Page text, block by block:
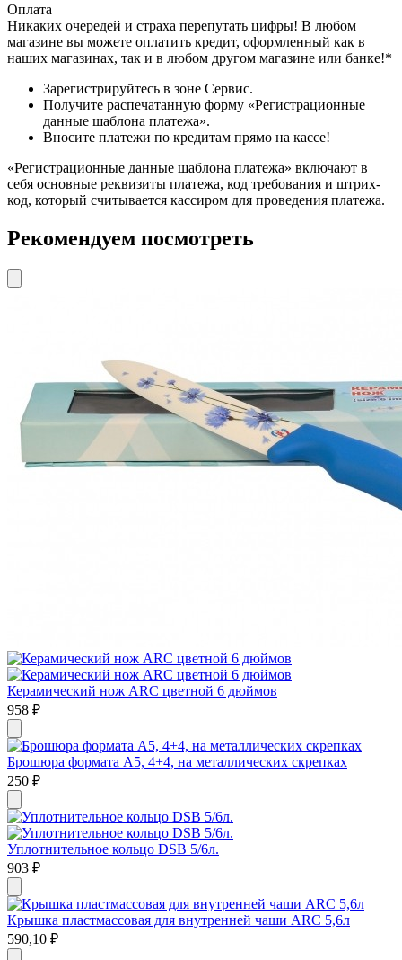
Оплата
Никаких очередей и страха перепутать цифры! В любом
магазине вы можете оплатить кредит, оформленный как в
наших магазинах, так и в любом другом магазине или банке!*
Зарегистрируйтесь в зоне Сервис.
Получите распечатанную форму «Регистрационные
данные шаблона платежа».
Вносите платежи по кредитам прямо на кассе!
«Регистрационные данные шаблона платежа» включают в
себя основные реквизиты платежа, код требования и штрих-
код, который считывается кассиром для проведения платежа.
Рекомендуем посмотреть
Керамический нож ARC цветной 6 дюймов
958 ₽
Брошюра формата А5, 4+4, на металлических скрепках
250 ₽
Уплотнительное кольцо DSB 5/6л.
903 ₽
Крышка пластмассовая для внутренней чаши ARC 5,6л
590,10 ₽